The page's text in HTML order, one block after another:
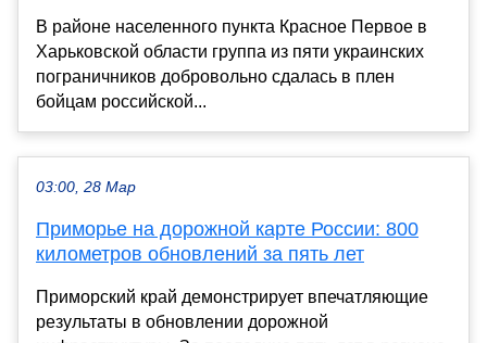
В районе населенного пункта Красное Первое в
Харьковской области группа из пяти украинских
пограничников добровольно сдалась в плен
бойцам российской...
03:00, 28 Мар
Приморье на дорожной карте России: 800
километров обновлений за пять лет
Приморский край демонстрирует впечатляющие
результаты в обновлении дорожной